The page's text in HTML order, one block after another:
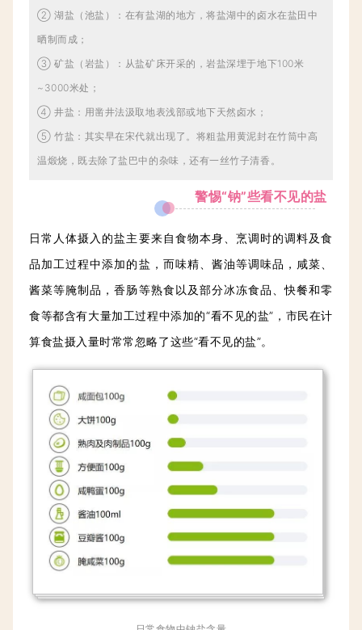
② 湖盐（池盐）：在有盐湖的地方，将盐湖中的卤水在盐田中
晒制而成；
③ 矿盐（岩盐）：从盐矿床开采的，岩盐深埋于地下100米
~3000米处；
④ 井盐：用凿井法汲取地表浅部或地下天然卤水；
⑤ 竹盐：其实早在宋代就出现了。将粗盐用黄泥封在竹筒中高
温煅烧，既去除了盐巴中的杂味，还有一丝竹子清香。
警惕“钠”些看不见的盐
日常人体摄入的盐主要来自食物本身、烹调时的调料及食
品加工过程中添加的盐，而味精、酱油等调味品，咸菜、
酱菜等腌制品，香肠等熟食以及部分冰冻食品、快餐和零
食等都含有大量加工过程中添加的“看不见的盐”，市民在计
算食盐摄入量时常常忽略了这些“看不见的盐”。